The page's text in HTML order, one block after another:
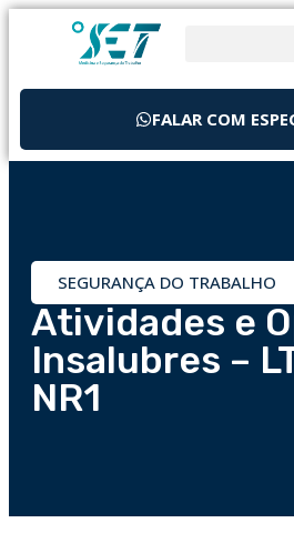
FALAR COM
SEGURANÇA DO TRABALHO
Atividades e
Insalubres –
NR1